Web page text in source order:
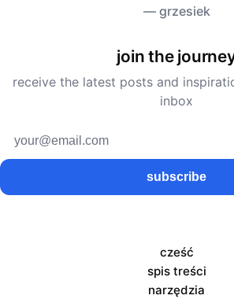
— grzesiek
join the
receive the latest posts and
inbox
subscribe
cześć
spis treści
narzędzia